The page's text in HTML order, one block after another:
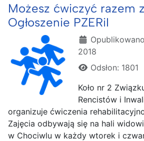
Możesz ćwiczyć razem
Ogłoszenie PZERiI
Szczegóły
2018
Odsłon: 1801
Koło nr 2
Rencistów i
organizuje ćwiczenia
Zajęcia odbywają się na hali
w Chociwlu w każdy wtorek i